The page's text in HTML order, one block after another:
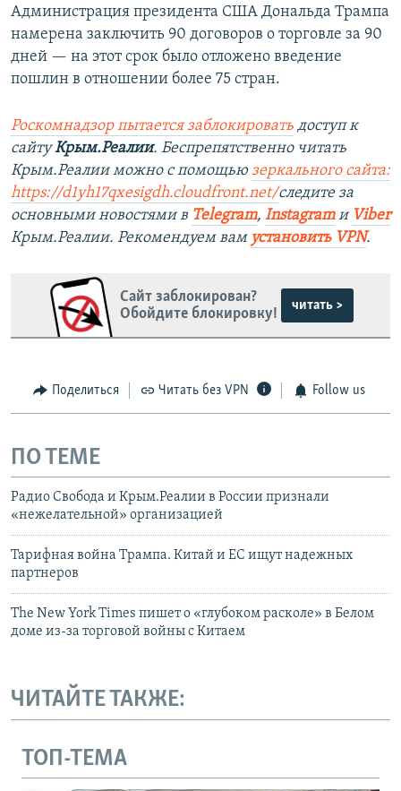
Администрация президента США Дональда Трампа
намерена заключить 90 договоров о торговле за 90
дней — на этот срок было отложено введение
пошлин в отношении более 75 стран.
Роскомнадзор пытается заблокировать доступ к
сайтуКрым.Реалии. Беспрепятственно читать
Крым.Реалии можно с помощью зеркального сайта:
https://d1yh17qxesigdh.cloudfront.net/следите за
основными новостями в Telegram, Instagramи Viber
Крым.Реалии. Рекомендуем вам установить VPN.
Сайт заблокирован?
Обойдите блокировку!
читать >
Поделиться Читать без VPN Follow us
ПО ТЕМЕ
Радио Свобода и Крым.Реалии в России признали
«нежелательной» организацией
Тарифная война Трампа. Китай и ЕС ищут надежных
партнеров
The New York Times пишет о «глубоком расколе» в Белом
доме из-за торговой войны с Китаем
ЧИТАЙТЕ ТАКЖЕ:
ТОП-ТЕМА